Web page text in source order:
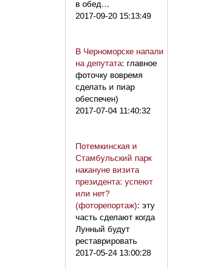
в обед…
2017-09-20 15:13:49
В Черноморске напали
на депутата: главное
фоточку вовремя
сделать и пиар
обеспечен)
2017-07-04 11:40:32
Потемкинская и
Стамбульский парк
накануне визита
президента: успеют
или нет?
(фоторепортаж): эту
часть сделают когда
Лунный будут
реставрировать
2017-05-24 13:00:28